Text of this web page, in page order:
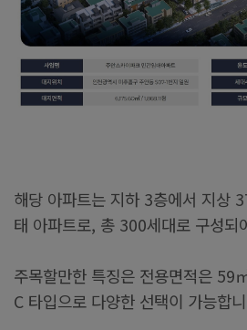
해당 아파트는 지하 3층에서 지상
태 아파트로, 총 300세대로 구성되
주목할만한 특징은 전용면적은 59
C 타입으로 다양한 선택이 가능합